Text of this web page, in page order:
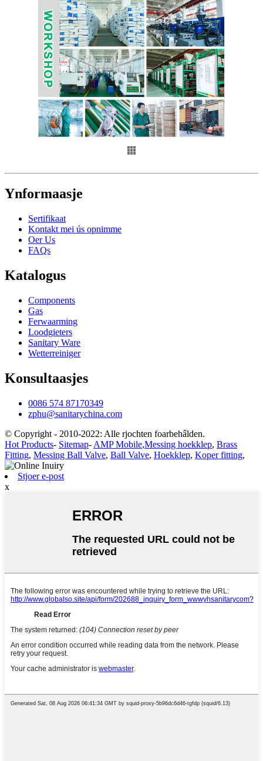
Ynformaasje
Sertifikaat
Kontakt mei ús opnimme
Oer Us
FAQs
Katalogus
Components
Gas
Ferwaarming
Loodgieters
Sanitary Ware
Wetterreiniger
Konsultaasjes
0086 574 87170349
zphu@sanitarychina.com
© Copyright - 2010-2022: Alle rjochten foarbehâlden.
Hot Products- Sitemap- AMP Mobile,Messing hoekklep, Brass
Fitting, Messing Ball Valve, Ball Valve, Hoekklep, Koper fitting,
Stjoer e-post
x